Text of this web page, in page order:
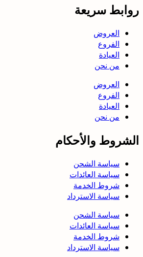
روابط سريعة
العروض
الفروع
العيادة
من نحن
العروض
الفروع
العيادة
من نحن
الشروط والأحكام
سياسة الشحن
سياسة العائدات
شروط الخدمة
سياسة الاسترداد
سياسة الشحن
سياسة العائدات
شروط الخدمة
سياسة الاسترداد